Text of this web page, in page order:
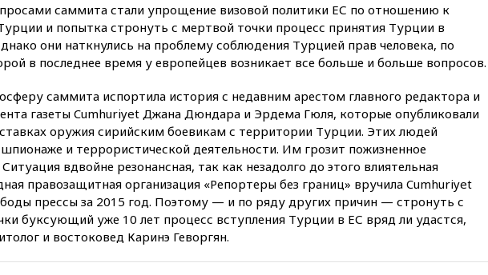
вчера, 22:50Российский
режиссер Кирилл Соколов
снимет триллер для Netflix
к мораторию на удары по
торговым судам в Черном
море
вчера, 21:43Экс-
председатель Верховного
суда Венгрии согласился стать
президентом республики
вчера, 20:58Финляндия
введет экзамен для
гражданства
саммита стали упрощение визовой политики ЕС по отношению к
и попытка стронуть с мертвой точки процесс принятия Турции в
они наткнулись на проблему соблюдения Турцией прав человека, по
в последнее время у европейцев возникает все больше и больше вопросов.
саммита испортила история с недавним арестом главного редактора и
газеты Cumhuriyet Джана Дюндара и Эрдема Гюля, которые опубликовали
оружия сирийским боевикам с территории Турции. Этих людей
и террористической деятельности. Им грозит пожизненное
вдвойне резонансная, так как незадолго до этого влиятельная
правозащитная организация «Репортеры без границ» вручила Cumhuriyet
прессы за 2015 год. Поэтому — и по ряду других причин — стронуть с
буксующий уже 10 лет процесс вступления Турции в ЕС вряд ли удастся,
и востоковед Каринэ Геворгян.